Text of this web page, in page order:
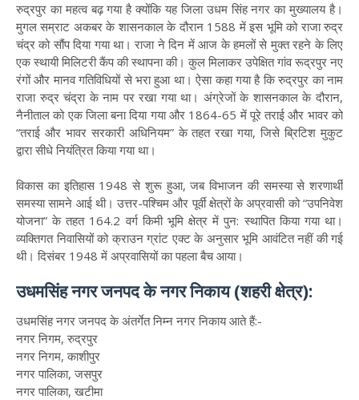
रुद्रपुर का महत्व बढ़ गया है क्योंकि यह जिला उधम सिंह नगर का मुख्यालय है।
मुगल सम्राट अकबर के शासनकाल के दौरान 1588 में इस भूमि को राजा रुद्र
चंद्र को सौंप दिया गया था। राजा ने दिन में आज के हमलों से मुक्त रहने के लिए
एक स्थायी मिलिटरी कैंप की स्थापना की। कुल मिलाकर उपेक्षित गांव रूद्रपुर नए
रंगों और मानव गतिविधियों से भरा हुआ था। ऐसा कहा गया है कि रुद्रपुर का नाम
राजा रुद्र चंद्रा के नाम पर रखा गया था। अंग्रेजों के शासनकाल के दौरान,
नैनीताल को एक जिला बना दिया गया और 1864-65 में पूरे तराई और भावर को
“तराई और भावर सरकारी अधिनियम” के तहत रखा गया, जिसे ब्रिटिश मुकुट
द्वारा सीधे नियंत्रित किया गया था।
विकास का इतिहास 1948 से शुरू हुआ, जब विभाजन की समस्या से शरणार्थी
समस्या सामने आई थी। उत्तर-पश्चिम और पूर्वी क्षेत्रों के अप्रवासी को “उपनिवेश
योजना” के तहत 164.2 वर्ग किमी भूमि क्षेत्र में पुन: स्थापित किया गया था।
व्यक्तिगत निवासियों को क्राउन ग्रांट एक्ट के अनुसार भूमि आवंटित नहीं की गई
थी। दिसंबर 1948 में अप्रवासियों का पहला बैच आया।
उधमसिंह नगर जनपद के नगर निकाय (शहरी क्षेत्र):
उधमसिंह नगर जनपद के अंतर्गेत निम्न नगर निकाय आते हैं:-
नगर निगम, रुद्रपुर
नगर निगम, काशीपुर
नगर पालिका, जसपुर
नगर पालिका, खटीमा